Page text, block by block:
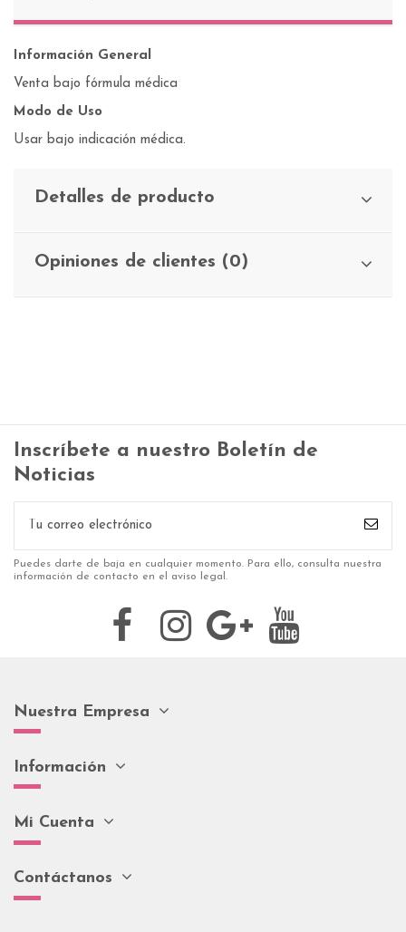
Información General
Venta bajo fórmula médica
Modo de Uso
Usar bajo indicación médica.
Detalles de producto
Opiniones de clientes (0)
Inscríbete a nuestro Boletín de
Noticias
Puedes darte de baja en cualquier momento. Para ello, consulta nuestra
información de contacto en el aviso legal.
Nuestra Empresa
Información
Mi Cuenta
Contáctanos